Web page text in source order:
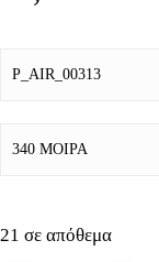
P_AIR_00313
340 ΜΟΙΡΑ
21 σε απόθεμα